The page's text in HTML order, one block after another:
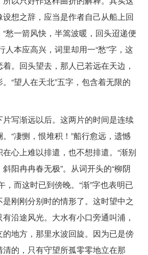
想之辞，应当是作者自己从船上回
愁一箭风快，半篙波暖，回头迢递便
人本应高兴，词里却用一“愁”字，这
。回头望去，那人已若远在天边，
“望人在天北”五字，包含着无限的
写渐远以后。这两片的时间是连续
“凄恻，恨堆积！”船行愈远，遗憾
心上难以排遣，也不想排遣。“渐别
阳冉冉春无极”。从词开头的“柳阴
，而这时已到傍晚。“渐”字也表明已
刚刚分别时的情形了。这时望中之
沿途风光。大水有小口旁通叫浦，
地方，那里水波回旋。因为已是傍
的，只有守望所孤零零地立在那